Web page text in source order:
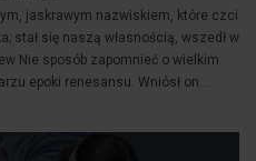
jaskrawym nazwiskiem, które czci
stał się naszą własnością, wszedł w
Nie sposób zapomnieć o wielkim
epoki renesansu. Wniósł on...